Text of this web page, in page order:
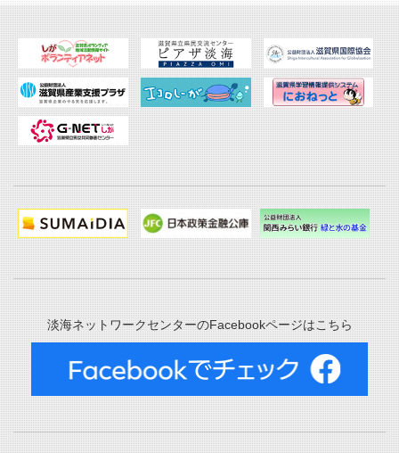
淡海ネットワークセンターのFacebookページはこちら